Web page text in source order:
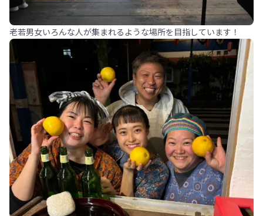
老若男女いろんな人が集まれるような場所を目指しています！